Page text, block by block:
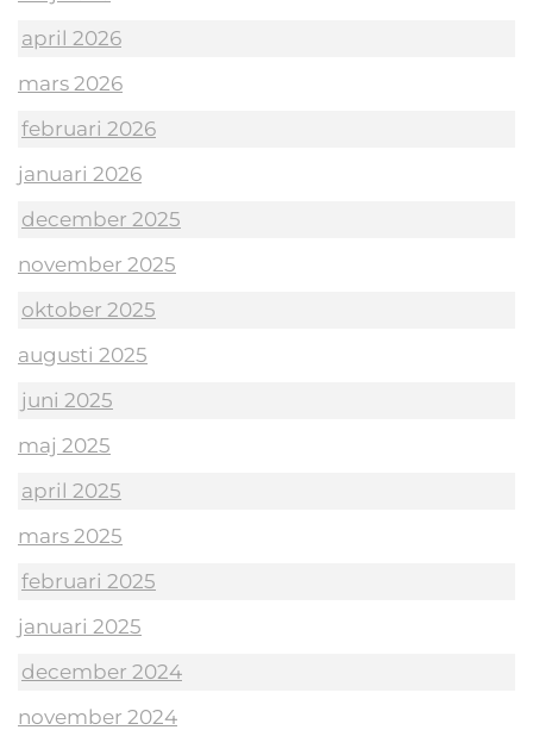
april 2026
mars 2026
februari 2026
januari 2026
december 2025
november 2025
oktober 2025
augusti 2025
juni 2025
maj 2025
april 2025
mars 2025
februari 2025
januari 2025
december 2024
november 2024